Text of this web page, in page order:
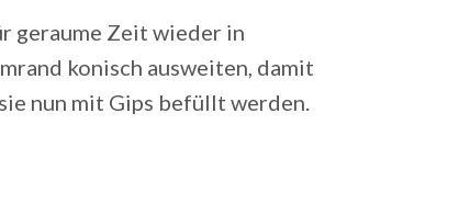
geraume Zeit wieder in
konisch ausweiten, damit
nun mit Gips befüllt werden.